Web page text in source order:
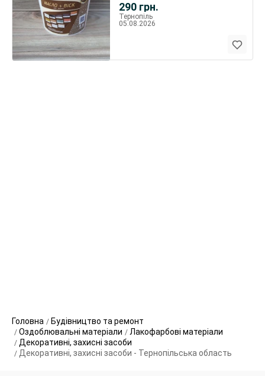
290 грн.
Тернопіль
05.08.2026
Головна
Будівництво та ремонт
Оздоблювальні матеріали
Лакофарбові матеріали
Декоративні, захисні засоби
Декоративні, захисні засоби - Тернопільська область